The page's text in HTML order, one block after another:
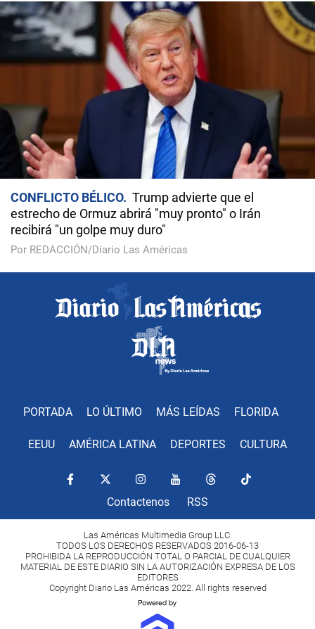
CONFLICTO BÉLICO
Trump advierte que el
estrecho de Ormuz abrirá "muy pronto" o Irán
recibirá "un golpe muy duro"
Por REDACCIÓN/Diario Las Américas
PORTADA LO ÚLTIMO MÁS LEÍDAS FLORIDA
EEUU AMÉRICA LATINA DEPORTES CULTURA
Contactenos RSS
Las Américas Multimedia Group LLC.
TODOS LOS DERECHOS RESERVADOS 2016-06-13
PROHIBIDA LA REPRODUCCIÓN TOTAL O PARCIAL DE CUALQUIER
MATERIAL DE ESTE DIARIO SIN LA AUTORIZACIÓN EXPRESA DE LOS
EDITORES
Copyright Diario Las Américas 2022. All rights reserved